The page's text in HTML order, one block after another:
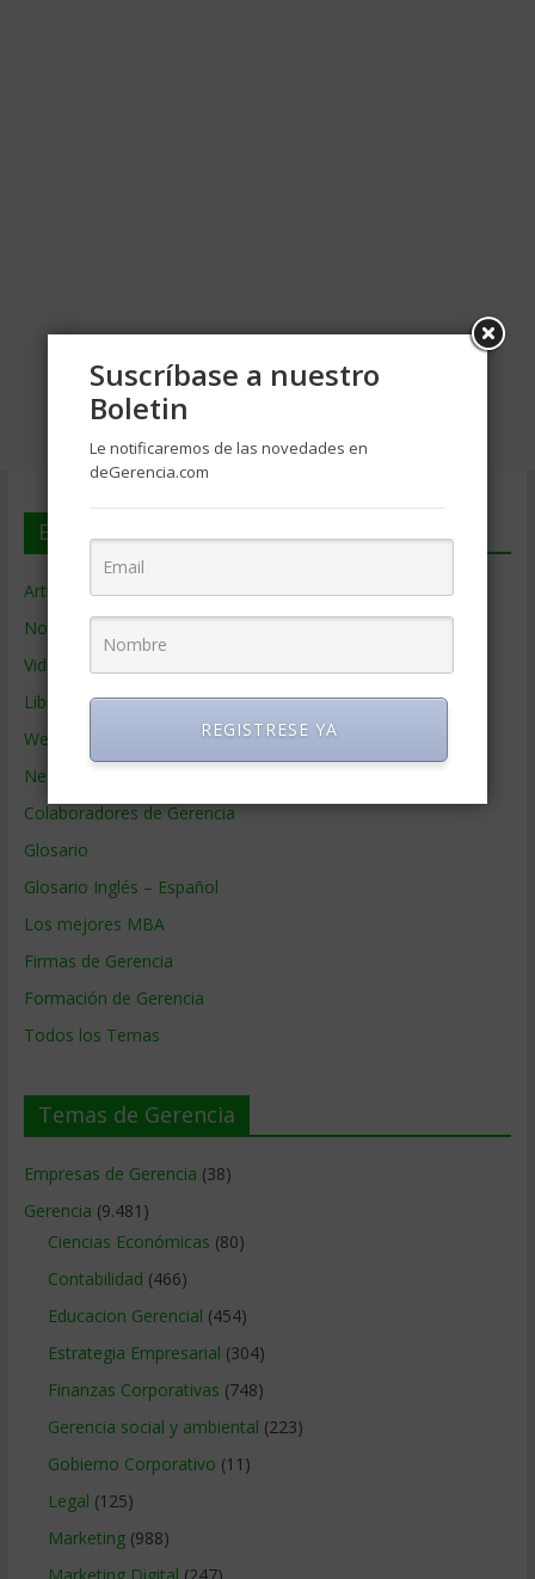
En deGerencia.com
Artículos de Gerencia
Noticias de Gerencia
Videos de Gerencia
Libros de Gerencia
Webs de Gerencia
Negocios por País
Colaboradores de Gerencia
Glosario
Glosario Inglés – Español
Los mejores MBA
Firmas de Gerencia
Formación de Gerencia
Todos los Temas
Temas de Gerencia
Empresas de Gerencia (38)
Gerencia (9.481)
Ciencias Económicas (80)
Contabilidad (466)
Educacion Gerencial (454)
Estrategia Empresarial (304)
Finanzas Corporativas (748)
Gerencia social y ambiental (223)
Gobierno Corporativo (11)
Legal (125)
Marketing(988)
Suscríbase a nuestro
Boletin
Le notificaremos de las novedades en
deGerencia.com
REGISTRESE YA